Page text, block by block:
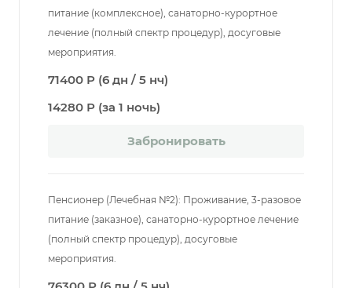
питание (комплексное), санаторно-курортное
лечение (полный спектр процедур), досуговые
мероприятия.
71400 Р (6 дн / 5 нч)
14280 Р (за 1 ночь)
Забронировать
Пенсионер (Лечебная №2): Проживание, 3-разовое
питание (заказное), санаторно-курортное лечение
(полный спектр процедур), досуговые
мероприятия.